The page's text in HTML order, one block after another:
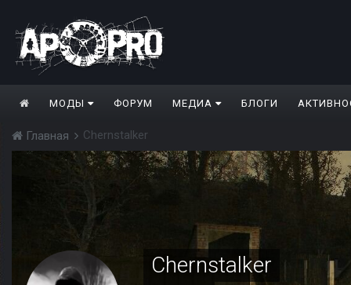
МОДЫ ФОРУМ МЕДИА БЛОГИ
Главная Chernstalker
Chernstalker